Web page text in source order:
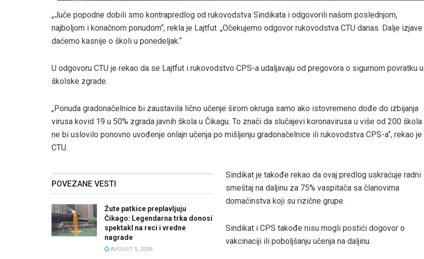
„Juče popodne dobili smo kontrapredlog od rukovodstva Sindikata i odgovorili našom poslednjom,
najboljom i konačnom ponudom“, rekla je Lajtfut. „Očekujemo odgovor rukovodstva CTU danas. Dalje izjave
daćemo kasnije o školi u ponedeljak.“
U odgovoru CTU je rekao da se Lajtfut i rukovodstvo CPS-a udaljavaju od pregovora o sigurnom povratku u
školske zgrade.
„Ponuda gradonačelnice bi zaustavila lično učenje širom okruga samo ako istovremeno dođe do izbijanja
virusa kovid 19 u 50% zgrada javnih škola u Čikagu. To znači da slučajevi koronavirusa u više od 200 škola
ne bi uslovilo ponovno uvođenje onlajn učenja po mišljenju gradonačelnice ili rukovodstva CPS-a“, rekao je
CTU.
POVEZANE VESTI
Žute patkice preplavljuju
Čikago: Legendarna trka donosi
spektakl na reci i vredne
nagrade
AVGUST 5, 2026
Sindikat je takođe rekao da ovaj predlog uskraćuje radni
smeštaj na daljinu za 75% vaspitača sa članovima
domaćinstva koji su rizične grupe.
Sindikat i CPS takođe nisu mogli postići dogovor o
vakcinaciji ili poboljšanju učenja na daljinu.